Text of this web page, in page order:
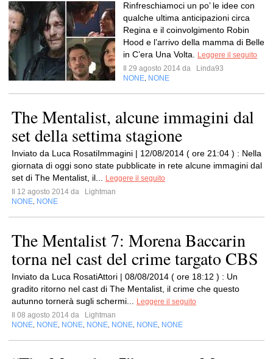
Rinfreschiamoci un po’ le idee con
qualche ultima anticipazioni circa
Regina e il coinvolgimento Robin
Hood e l’arrivo della mamma di Belle
in C’era Una Volta.
Leggere il seguito
Il 29 agosto 2014 da
Linda93
NONE NONE
The Mentalist, alcune immagini dal
set della settima stagione
Inviato da Luca RosatiImmagini | 12/08/2014 ( ore 21:04 ) : Nella
giornata di oggi sono state pubblicate in rete alcune immagini dal
set di The Mentalist, il...
Leggere il seguito
Il 12 agosto 2014 da
Lightman
NONE NONE
The Mentalist 7: Morena Baccarin
torna nel cast del crime targato CBS
Inviato da Luca RosatiAttori | 08/08/2014 ( ore 18:12 ) : Un
gradito ritorno nel cast di The Mentalist, il crime che questo
autunno tornerà sugli schermi...
Leggere il seguito
Il 08 agosto 2014 da
Lightman
NONE NONE NONE NONE NONE NONE NONE